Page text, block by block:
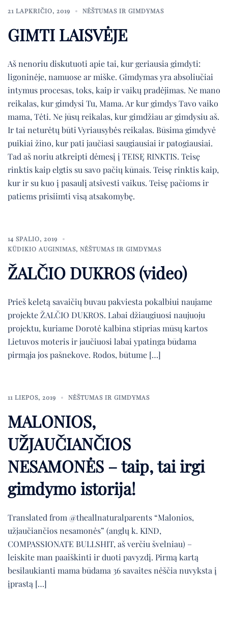
21 LAPKRIČIO, 2019 NĖŠTUMAS IR GIMDYMAS
GIMTI LAISVĖJE
Aš nenoriu diskutuoti apie tai, kur geriausia gimdyti:
ligoninėje, namuose ar miške. Gimdymas yra absoliučiai
intymus procesas, toks, kaip ir vaikų pradėjimas. Ne mano
reikalas, kur gimdysi Tu, Mama. Ar kur gimdys Tavo vaiko
mama, Tėti. Ne jūsų reikalas, kur gimdžiau ar gimdysiu aš.
Ir tai neturėtų būti Vyriausybės reikalas. Būsima gimdyvė
puikiai žino, kur pati jaučiasi saugiausiai ir patogiausiai.
Tad aš noriu atkreipti dėmesį į TEISĘ RINKTIS. Teisę
rinktis kaip elgtis su savo pačių kūnais. Teisę rinktis kaip,
kur ir su kuo į pasaulį atsivesti vaikus. Teisę pačioms ir
patiems prisiimti visą atsakomybę.
14 SPALIO, 2019
KŪDIKIO AUGINIMAS, NĖŠTUMAS IR GIMDYMAS
ŽALČIO DUKROS (video)
Prieš keletą savaičių buvau pakviesta pokalbiui naujame
projekte ŽALČIO DUKROS. Labai džiaugiuosi naujuoju
projektu, kuriame Dorotė kalbina stiprias mūsų kartos
Lietuvos moteris ir jaučiuosi labai ypatinga būdama
pirmąja jos pašnekove. Rodos, būtume […]
11 LIEPOS, 2019 NĖŠTUMAS IR GIMDYMAS
MALONIOS,
UŽJAUČIANČIOS
NESAMONĖS – taip, tai irgi
gimdymo istorija!
Translated from @theallnaturalparents “Malonios,
užjaučiančios nesamonės” (anglų k. KIND,
COMPASSIONATE BULLSHIT, aš verčiu švelniau) –
leiskite man paaiškinti ir duoti pavyzdį. Pirmą kartą
besilaukianti mama būdama 36 savaites nėščia nuvyksta į
įprastą […]